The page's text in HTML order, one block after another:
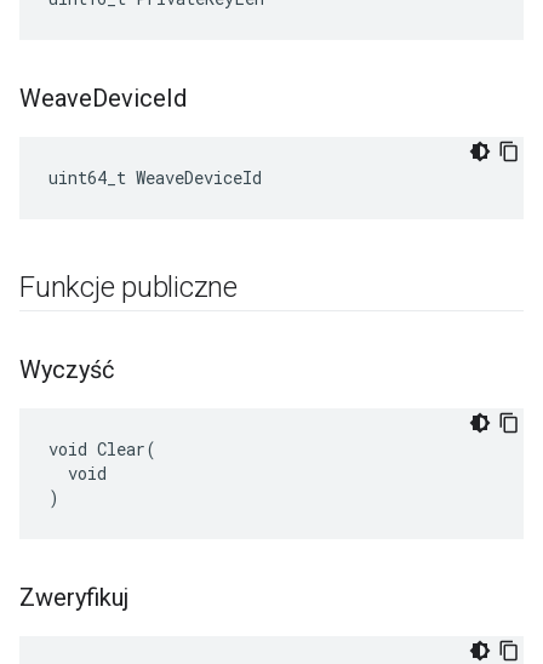
WeaveDeviceId
uint64_t WeaveDeviceId
Funkcje publiczne
Wyczyść
void Clear(
  void
)
Zweryfikuj